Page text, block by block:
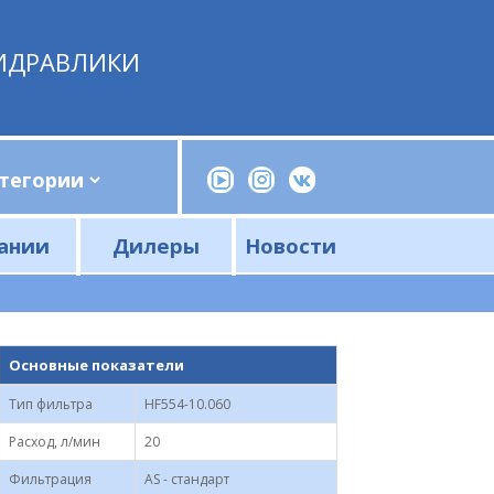
Дилеры Новости
Основные показатели
Тип фильтра
HF554-10.060
Расход, л/мин
20
Фильтрация
AS - стандарт